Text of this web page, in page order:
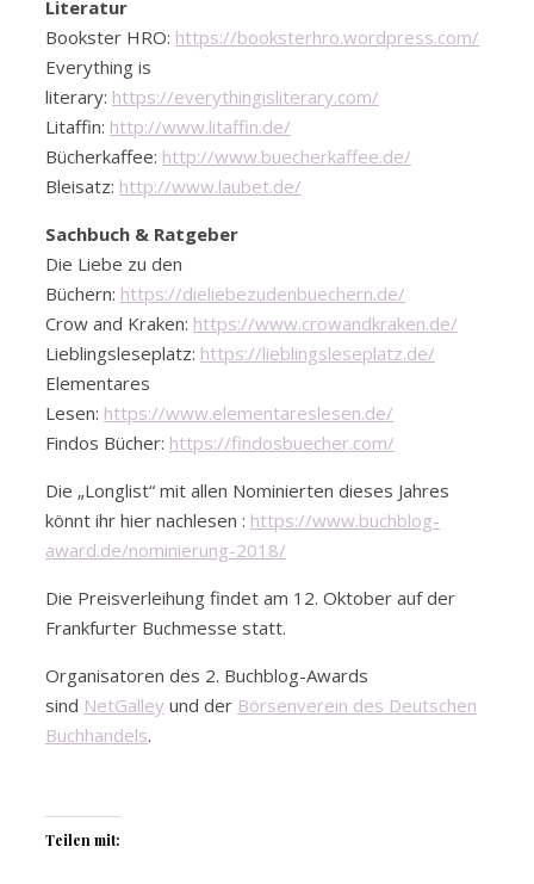
Literatur
Bookster HRO: https://booksterhro.wordpress.com/
Everything is
literary: https://everythingisliterary.com/
Litaffin: http://www.litaffin.de/
Bücherkaffee: http://www.buecherkaffee.de/
Bleisatz: http://www.laubet.de/
Sachbuch & Ratgeber
Die Liebe zu den
Büchern: https://dieliebezudenbuechern.de/
Crow and Kraken: https://www.crowandkraken.de/
Lieblingsleseplatz: https://lieblingsleseplatz.de/
Elementares
Lesen: https://www.elementareslesen.de/
Findos Bücher: https://findosbuecher.com/
Die „Longlist“ mit allen Nominierten dieses Jahres
könnt ihr hier nachlesen : https://www.buchblog-
award.de/nominierung-2018/
Die Preisverleihung findet am 12. Oktober auf der
Frankfurter Buchmesse statt.
Organisatoren des 2. Buchblog-Awards
sind NetGalley und der Börsenverein des Deutschen
Buchhandels.
Teilen mit: